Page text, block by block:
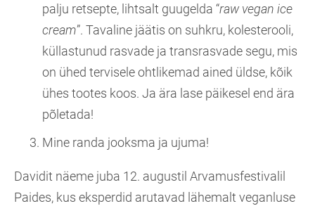
palju retsepte, lihtsalt guugelda “raw vegan ice
cream”. Tavaline jäätis on suhkru, kolesterooli,
küllastunud rasvade ja transrasvade segu, mis
on ühed tervisele ohtlikemad ained üldse, kõik
ühes tootes koos. Ja ära lase päikesel end ära
põletada!
Mine randa jooksma ja ujuma!
Davidit näeme juba 12. augustil Arvamusfestivalil
Paides, kus eksperdid arutavad lähemalt veganluse